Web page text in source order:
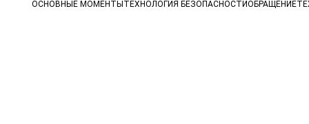
ОСНОВНЫЕ МОМЕНТЫ ТЕХНОЛОГИЯ БЕЗОПАСНОСТИОБРАЩЕНИЕ